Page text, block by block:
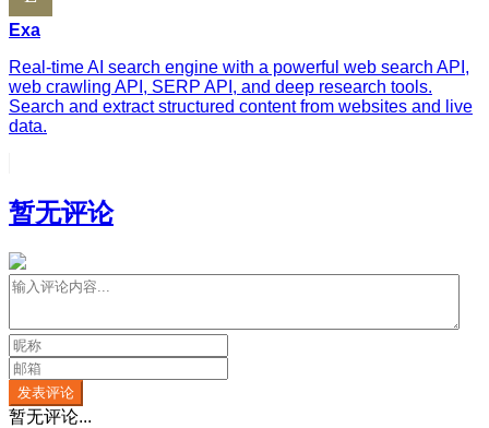
Exa
Real-time AI search engine with a powerful web search API,
web crawling API, SERP API, and deep research tools.
Search and extract structured content from websites and live
data.
暂无评论
发表评论
暂无评论...